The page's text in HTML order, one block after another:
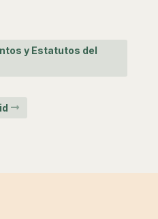
y Estatutos del